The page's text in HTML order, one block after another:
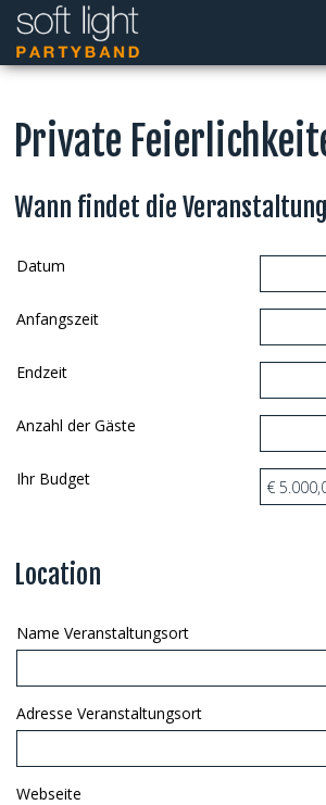
Private
Wann findet die
Datum
Anfangszeit
Endzeit
Anzahl der Gäste
Ihr Budget
Location
Name Veranstaltungsort
Adresse Veranstaltungsort
Webseite